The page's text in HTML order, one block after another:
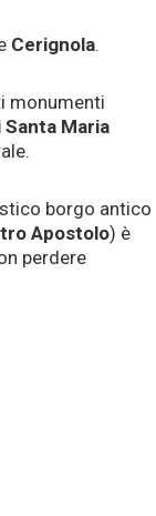
Cerignola.
monumenti
Maria
borgo antico
Apostolo) è
perdere